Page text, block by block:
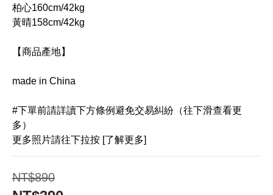
柏心160cm/42kg
黃晴158cm/42kg
【商品產地】
made in China
#下單前請詳讀下方條例避免交易糾紛（往下滑查看更
多）
更多照片請往下拉按 [了解更多]
NT$890